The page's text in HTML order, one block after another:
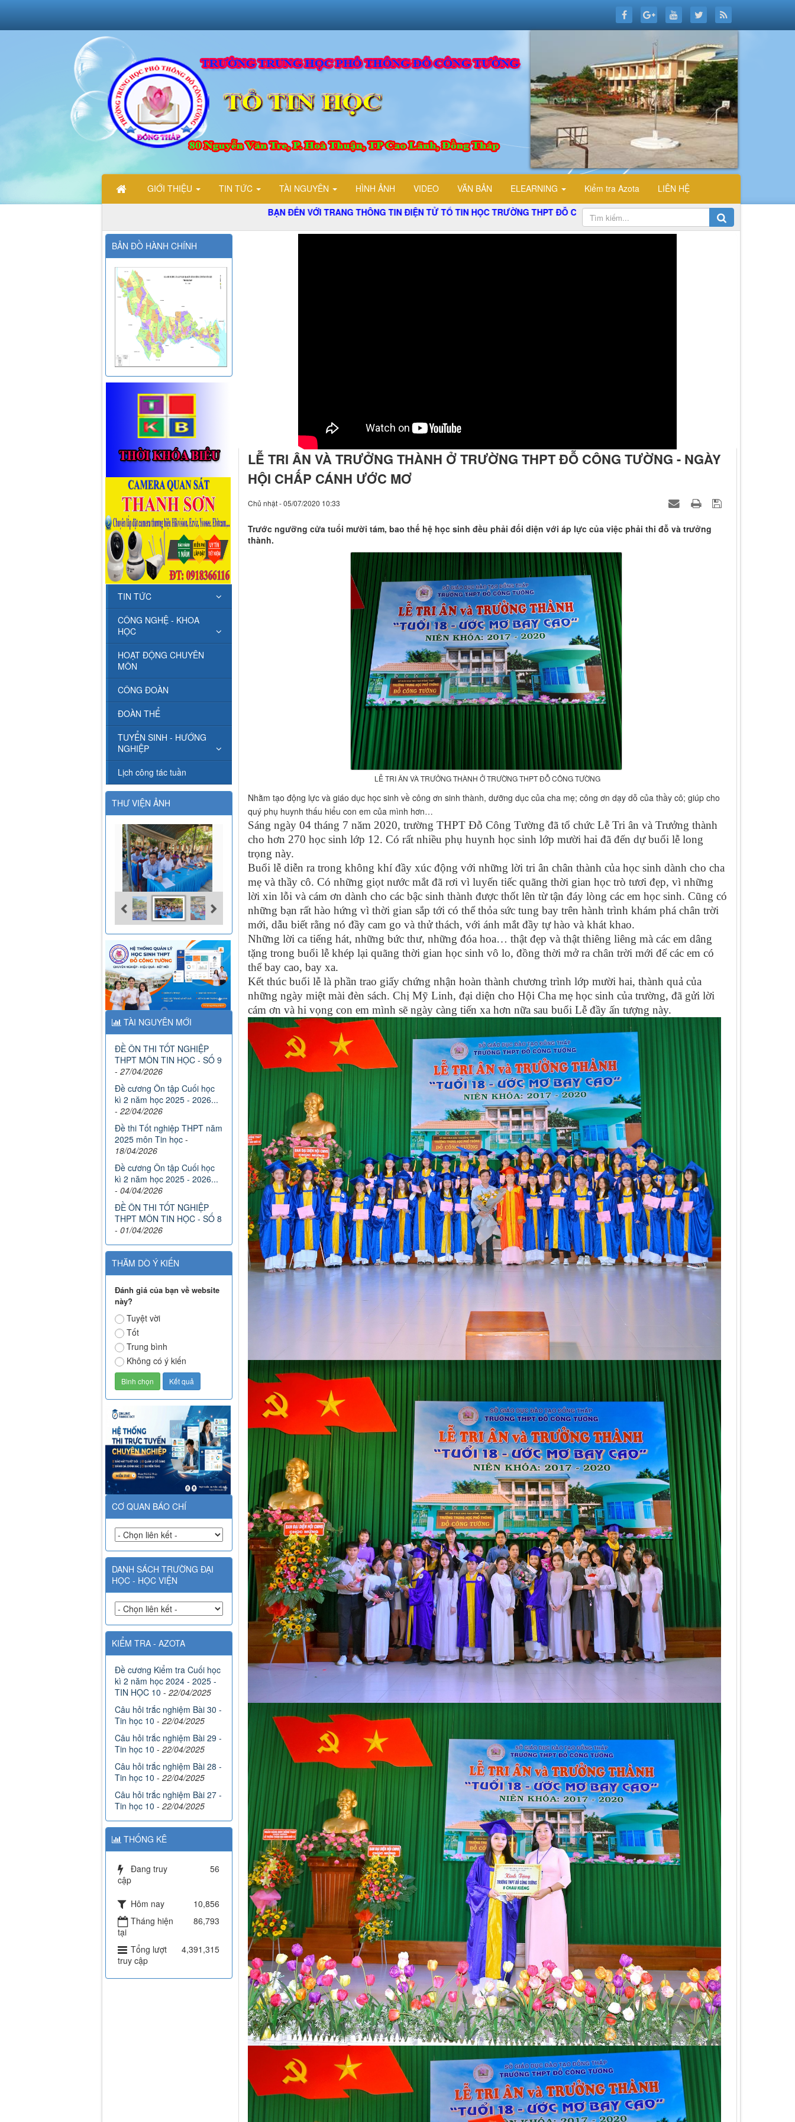
GIỚI THIỆU TIN TỨC TÀI NGUYÊN HÌNH ẢNH VIDEO VĂN BẢN ELEARNING Kiểm tra Azota
LIÊN HỆ
CHÀO MỪNG CÁC BẠN ĐẾN VỚI TRANG THÔNG TIN ĐIỆN TỬ TỔ TIN HỌC TRƯỜNG THPT ĐỖ CÔNG TƯỜNG
LỄ TRI ÂN VÀ TRƯỞNG THÀNH Ở TRƯỜNG THPT ĐỖ CÔNG TƯỜNG - NGÀY
HỘI CHẤP CÁNH ƯỚC MƠ
Chủ nhật - 05/07/2020 10:33
Trước ngưỡng cửa tuổi mười tám, bao thế hệ học sinh đều phải đối diện với áp lực của việc phải thi đỗ và trưởng
thành.
LỄ TRI ÂN VÀ TRƯỞNG THÀNH Ở TRƯỜNG THPT ĐỖ CÔNG TƯỜNG
Nhằm tạo động lực và giáo dục học sinh về công ơn sinh thành, dưỡng dục của cha mẹ; công ơn dạy dỗ của thầy cô; giúp cho
quý phụ huynh thấu hiểu con em của mình hơn…
Sáng ngày 04 tháng 7 năm 2020, trường THPT Đỗ Công Tường đã tổ chức Lễ Tri ân và Trưởng thành
cho hơn 270 học sinh lớp 12. Có rất nhiều phụ huynh học sinh lớp mười hai đã đến dự buổi lễ long
trọng này.
Buổi lễ diễn ra trong không khí đầy xúc động với những lời tri ân chân thành của học sinh dành cho cha
mẹ và thầy cô. Có những giọt nước mắt đã rơi vì luyến tiếc quãng thời gian học trò tươi đẹp, vì những
lời xin lỗi và cám ơn dành cho các bậc sinh thành được thốt lên từ tận đáy lòng các em học sinh. Cũng có
những bạn rất hào hứng vì thời gian sắp tới có thể thỏa sức tung bay trên hành trình khám phá chân trời
mới, dẫu biết rằng nó đầy cam go và thử thách, với ánh mắt đầy tự hào và khát khao.
Những lời ca tiếng hát, những bức thư, những đóa hoa… thật đẹp và thật thiêng liêng mà các em dâng
tặng trong buổi lễ khép lại quãng thời gian học sinh vô lo, đồng thời mở ra chân trời mới để các em có
thể bay cao, bay xa.
Kết thúc buổi lễ là phần trao giấy chứng nhận hoàn thành chương trình lớp mười hai, thành quả của
những ngày miệt mài đèn sách. Chị Mỹ Linh, đại diện cho Hội Cha mẹ học sinh của trường, đã gửi lời
cám ơn và hi vọng con em mình sẽ ngày càng tiến xa hơn nữa sau buổi Lễ đầy ấn tượng này.
BẢN ĐỒ HÀNH CHÍNH
TIN TỨC
CÔNG NGHỆ - KHOA
HỌC
HOẠT ĐỘNG CHUYÊN
MÔN
CÔNG ĐOÀN
ĐOÀN THỂ
TUYỂN SINH - HƯỚNG
NGHIỆP
Lịch công tác tuần
THƯ VIỆN ẢNH
TÀI NGUYÊN MỚI
ĐỀ ÔN THI TỐT NGHIỆP
THPT MÔN TIN HỌC - SỐ 9
- 27/04/2026
Đề cương Ôn tập Cuối học
kì 2 năm học 2025 - 2026...
- 22/04/2026
Đề thi Tốt nghiệp THPT năm
2025 môn Tin học -
18/04/2026
Đề cương Ôn tập Cuối học
kì 2 năm học 2025 - 2026...
- 04/04/2026
ĐỀ ÔN THI TỐT NGHIỆP
THPT MÔN TIN HỌC - SỐ 8
- 01/04/2026
THĂM DÒ Ý KIẾN
Đánh giá của bạn về website
này?
Tuyệt vời
Tốt
Trung bình
Không có ý kiến
CƠ QUAN BÁO CHÍ
DANH SÁCH TRƯỜNG ĐẠI
HỌC - HỌC VIỆN
KIỂM TRA - AZOTA
Đề cương Kiểm tra Cuối học
kì 2 năm học 2024 - 2025 -
TIN HỌC 10 - 22/04/2025
Câu hỏi trắc nghiệm Bài 30 -
Tin học 10 - 22/04/2025
Câu hỏi trắc nghiệm Bài 29 -
Tin học 10 - 22/04/2025
Câu hỏi trắc nghiệm Bài 28 -
Tin học 10 - 22/04/2025
Câu hỏi trắc nghiệm Bài 27 -
Tin học 10 - 22/04/2025
THỐNG KÊ
Đang truy
cập
56
Hôm nay
10,856
Tháng hiện
tại
86,793
Tổng lượt
truy cập
4,391,315